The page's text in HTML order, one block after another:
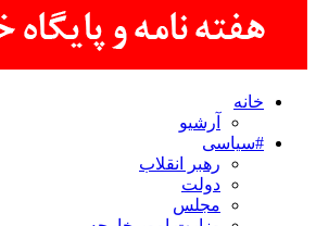
خانه
آرشیو
#سیاسی
رهبر انقلاب
دولت
مجلس